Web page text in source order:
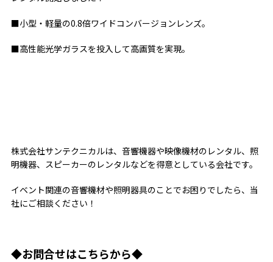
■小型・軽量の0.8倍ワイドコンバージョンレンズ。
■高性能光学ガラスを投入して高画質を実現。
株式会社サンテクニカルは、音響機器や映像機材のレンタル、照
明機器、スピーカーのレンタルなどを得意としている会社です。
イベント関連の音響機材や照明器具のことでお困りでしたら、当
社にご相談ください！
◆お問合せはこちらから◆